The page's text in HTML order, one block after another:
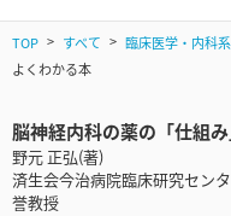
TOP すべて 臨床医学・内科系
よくわかる本
脳神経内科の薬の「仕組
野元 正弘(著)
済生会今治病院臨床研究セン
誉教授